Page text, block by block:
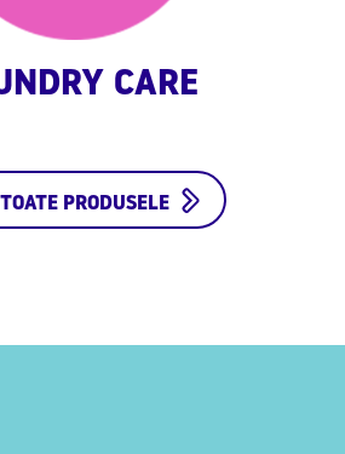
CARE
PRODUSELE